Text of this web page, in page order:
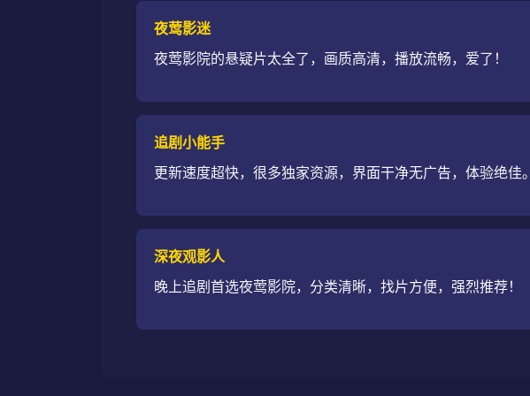
夜莺影迷
夜莺影院的悬疑片太全了，画质高清，播放流畅，爱了！
追剧小能手
更新速度超快，很多独家资源，界面干净无广告，体验绝佳。
深夜观影人
晚上追剧首选夜莺影院，分类清晰，找片方便，强烈推荐！